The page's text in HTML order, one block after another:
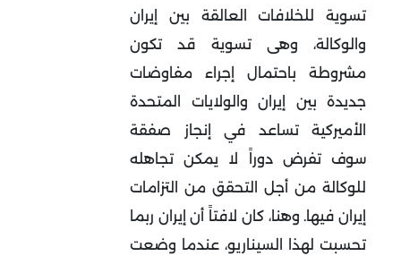
تسوية للخلافات العالقة بين إيران
والوكالة، وهى تسوية قد تكون
مشروطة باحتمال إجراء مفاوضات
جديدة بين إيران والولايات المتحدة
الأميركية تساعد في إنجاز صفقة
سوف تفرض دوراً لا يمكن تجاهله
للوكالة من أجل التحقق من التزامات
إيران فيها. وهنا، كان لافتاً أن إيران ربما
تحسبت لهذا السيناريو، عندما وضعت